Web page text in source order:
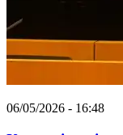
06/05/2026 - 16:48